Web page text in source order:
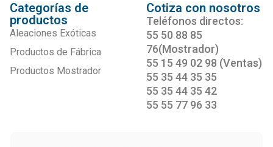
Categorías de
productos
Aleaciones Exóticas
Productos de Fábrica
Productos Mostrador
Cotiza con nosotros
Teléfonos directos:
55 50 88 85
76(Mostrador)
55 15 49 02 98 (Ventas)
55 35 44 35 35
55 35 44 35 42
55 55 77 96 33